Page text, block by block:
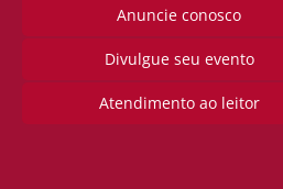
Anuncie conosco
Divulgue seu evento
Atendimento ao leitor